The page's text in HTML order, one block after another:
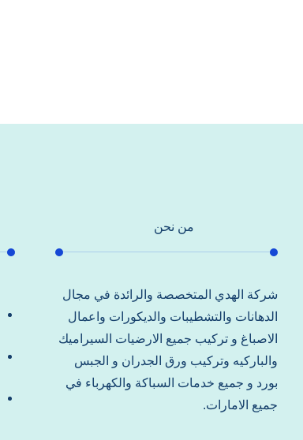
من نحن
شركة الهدي المتخصصة والرائدة في مجال
الدهانات والتشطيبات والديكورات واعمال
الاصباغ و تركيب جميع الارضيات السيراميك
والباركيه وتركيب ورق الجدران و الجبس
بورد و جميع خدمات السباكة والكهرباء في
جميع الامارات.